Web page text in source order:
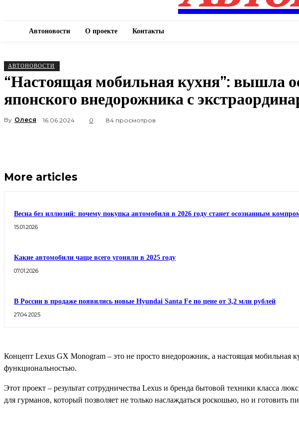
Автоновости О проекте Контакты
АВТОНОВОСТИ
“Настоящая мобильная кухня”: вышла
японского внедорожника с
By Олеся 16.06.2024 0 84 просмотров
More articles
Весна без иллюзий: почему покупка автомобиля в 2026 году станет осознанным
15.01.2026
Какие автомобили чаще всего угоняли в 2025 году
07.01.2026
В России в продаже появились новые Hyundai Santa Fe по цене от 3,2 млн рублей
27.04.2025
Концепт Lexus GX Monogram – это не просто внедорожник, а настоящая
функциональностью.
Этот проект – результат сотрудничества Lexus и бренда бытовой техники класса
для гурманов, который позволяет не только наслаждаться роскошью, но и готовить